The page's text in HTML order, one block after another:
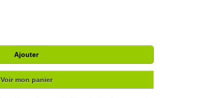
Ajouter
Voir mon panier